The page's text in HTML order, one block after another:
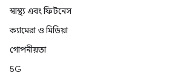
স্বাস্থ্য এবং ফিটনেস
ক্যামেরা ও মিডিয়া
গোপনীয়তা
5G